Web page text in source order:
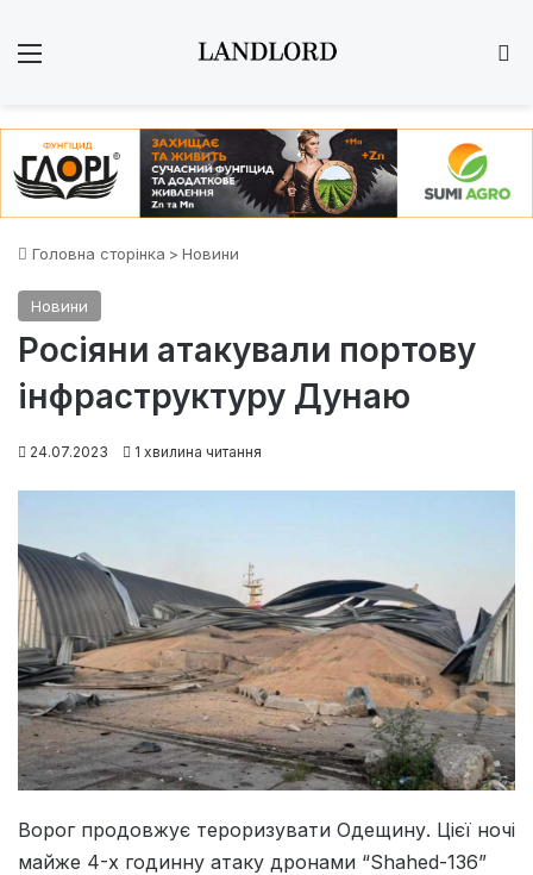
Головна сторінка > Новини
Новини
Росіяни атакували портову
інфраструктуру Дунаю
24.07.2023 1 хвилина читання
Ворог продовжує тероризувати Одещину. Цієї ночі
майже 4-х годинну атаку дронами “Shahed-136”